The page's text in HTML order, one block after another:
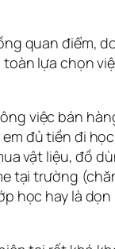
quan điểm,
lựa chọn
việc bán
đủ tiền đi
vật liệu, đồ
tại trường
học hay là